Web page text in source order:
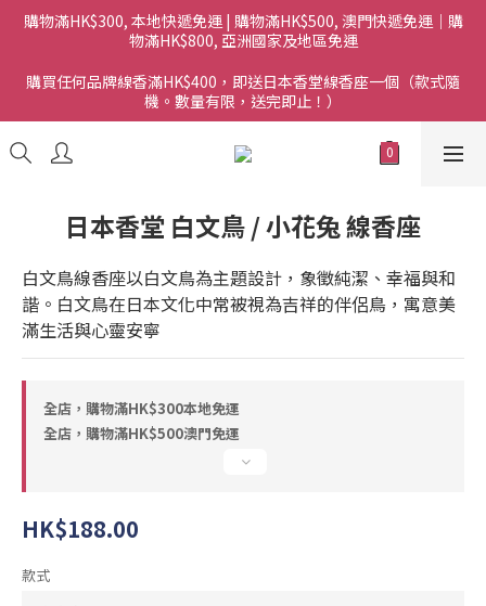
購物滿HK$300, 本地快遞免運 | 購物滿HK$500, 澳門快遞免運｜購
物滿HK$800, 亞洲國家及地區免運
購買任何品牌線香滿HK$400，即送日本香堂線香座一個（款式隨
機。數量有限，送完即止！）
日本香堂 白文鳥 / 小花兔 線香座
白文鳥線香座以白文鳥為主題設計，象徵純潔、幸福與和
諧。白文鳥在日本文化中常被視為吉祥的伴侶鳥，寓意美
滿生活與心靈安寧
全店，購物滿HK$300本地免運
全店，購物滿HK$500澳門免運
HK$188.00
款式